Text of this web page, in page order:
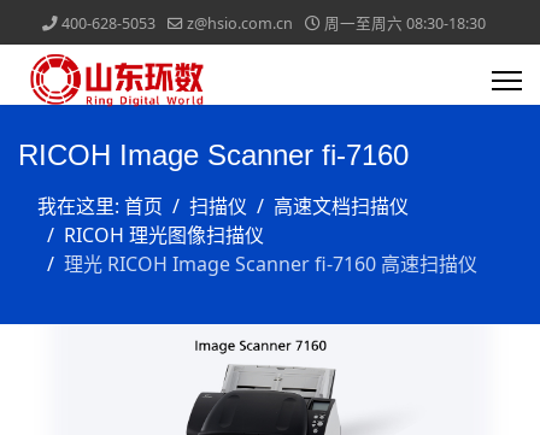
400-628-5053 z@hsio.com.cn 周一至周六 08:30-18:30
RICOH Image Scanner fi-7160
我在这里: 首页 扫描仪
高速文档扫描仪
RICOH 理光图像扫描仪
理光 RICOH Image Scanner fi-7160 高速扫描仪